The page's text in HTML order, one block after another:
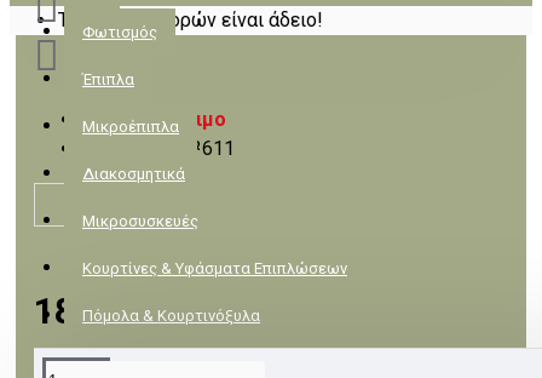
Φωτισμός
Έπιπλα
Μικροέπιπλα
Διακοσμητικά
Μικροσυσκευές
Κουρτίνες & Υφάσματα Επιπλώσεων
Πόμολα & Κουρτινόξυλα
Πλακάκια & Είδη Υγιεινής
Το καλάθι αγορών είναι άδειο!
Μη διαθέσιμο
103611
18,10€